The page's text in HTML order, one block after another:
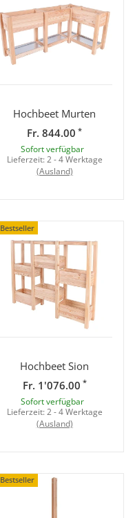
Hochbeet Murten
Fr. 844.00 *
Sofort verfügbar
Lieferzeit: 2 - 4 Werktage
(Ausland)
Bestseller
Hochbeet Sion
Fr. 1'076.00 *
Sofort verfügbar
Lieferzeit: 2 - 4 Werktage
(Ausland)
Bestseller